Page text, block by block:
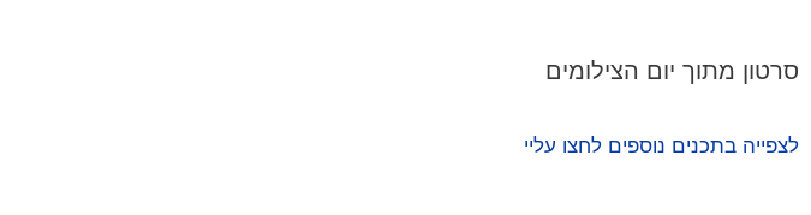
סרטון מתוך יום הצילומים
לצפייה בתכנים נוספים לחצו עליי